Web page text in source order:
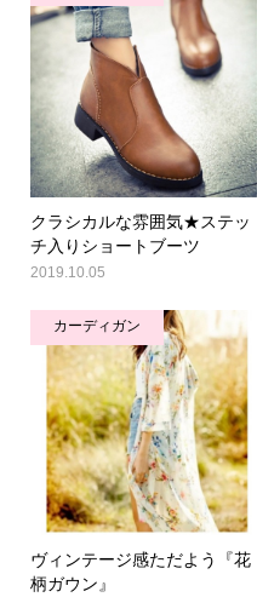
クラシカルな雰囲気★ステッ
チ入りショートブーツ
2019.10.05
カーディガン
ヴィンテージ感ただよう『花
柄ガウン』